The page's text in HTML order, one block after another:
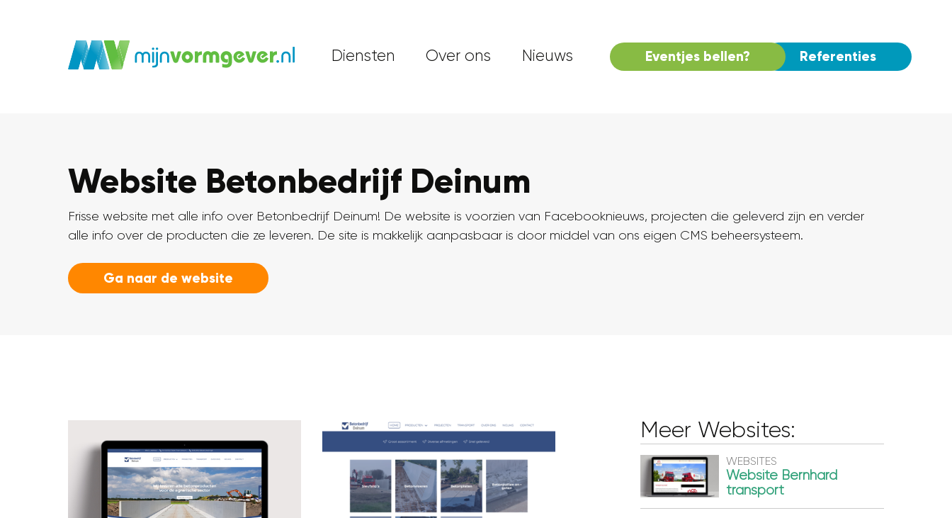
Diensten Over ons Nieuws Eventjes bellen? Referenties
Website Betonbedrijf Deinum
Frisse website met alle info over Betonbedrijf Deinum! De website is voorzien van Facebooknieuws, projecten die geleverd zijn en verder
alle info over de producten die ze leveren. De site is makkelijk aanpasbaar is door middel van ons eigen CMS beheersysteem.
Ga naar de website
Meer Websites:
WEBSITES
Website Bernhard
transport